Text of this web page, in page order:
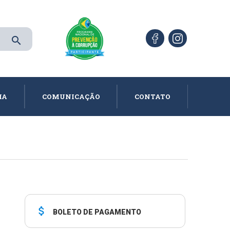
search
COMUNICAÇÃO CONTATO
attach_money BOLETO DE PAGAMENTO